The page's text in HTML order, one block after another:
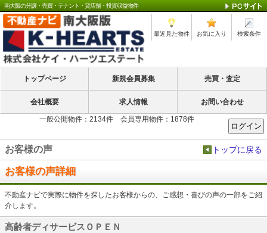
南大阪の分譲・売買・テナント・貸店舗・投資収益物件
最近見た物件 お気に入り 検索条件
トップページ 新規会員募集 売買・査定
会社概要 求人情報 お問い合わせ
一般公開物件：2134件 会員専用物件：1878件
お客様の声 トップに戻る
お客様の声詳細
不動産ナビで実際に物件を探したお客様からの、ご感想・喜びの声の一部をご紹
介します。
高齢者ディサービスＯＰＥＮ